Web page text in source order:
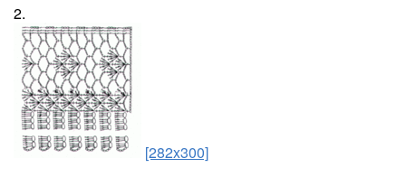
2.
[282x300]